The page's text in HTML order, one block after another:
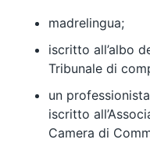
madrelingua;
iscritto all’albo
Tribunale di
un
iscritto
Camera di